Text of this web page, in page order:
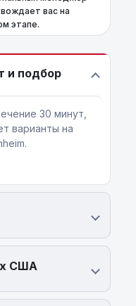
вас на
этапе.
и подбор
30 минут,
варианты на
США